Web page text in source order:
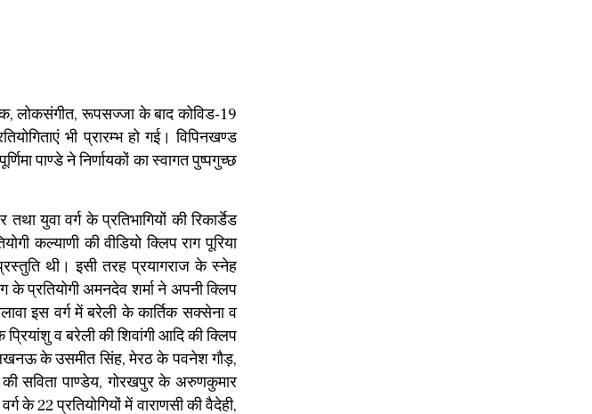
रूपसज्जा के बाद कोविड-19
भी प्रारम्भ हो गई। विपिनखण्ड
पाण्डे ने निर्णायकों का स्वागत पुष्पगुच्छ
युवा वर्ग के प्रतिभागियों की रिकार्डेड
कल्याणी की वीडियो क्लिप राग पूरिया
थी। इसी तरह प्रयागराज के स्नेह
के प्रतियोगी अमनदेव शर्मा ने अपनी क्लिप
इस वर्ग में बरेली के कार्तिक सक्सेना व
व बरेली की शिवांगी आदि की क्लिप
लखनऊ के उसमीत सिंह, मेरठ के पवनेश गौड़,
सविता पाण्डेय, गोरखपुर के अरुणकुमार
के 22 प्रतियोगियों में वाराणसी की वैदेही,